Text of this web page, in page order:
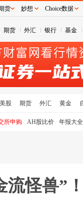
期货 外汇 银行 基金
美股 期货 外汇 黄金
所申购 AH股比价 年报大全
怪兽”！
货 妙想 Choice数据